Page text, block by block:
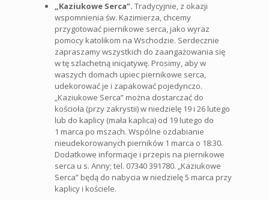
„Kaziukowe Serca”. Tradycyjnie, z okazji
wspomnienia św. Kazimierza, chcemy
przygotować piernikowe serca, jako wyraz
pomocy katolikom na Wschodzie. Serdecznie
zapraszamy wszystkich do zaangażowania się
w tę szlachetną inicjatywę. Prosimy, aby w
waszych domach upiec piernikowe serca,
udekorować je i zapakować pojedynczo.
„Kaziukowe Serca” można dostarczać do
kościoła (przy zakrystii) w niedzielę 19 i 26 lutego
lub do kaplicy (mała kaplica) od 19 lutego do
1 marca po mszach. Wspólne ozdabianie
nieudekorowanych pierników 1 marca o 18:30.
Dodatkowe informacje i przepis na piernikowe
serca u s. Anny; tel. 07340 391780. „Kaziukowe
Serca” będą do nabycia w niedzielę 5 marca przy
kaplicy i kościele.